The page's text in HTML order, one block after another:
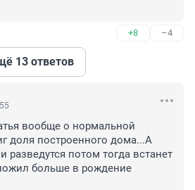
+8 –4
13 ответов
вообще о нормальной
доля построенного дома...А
разведутся потом тогда встанет
больше в рождение